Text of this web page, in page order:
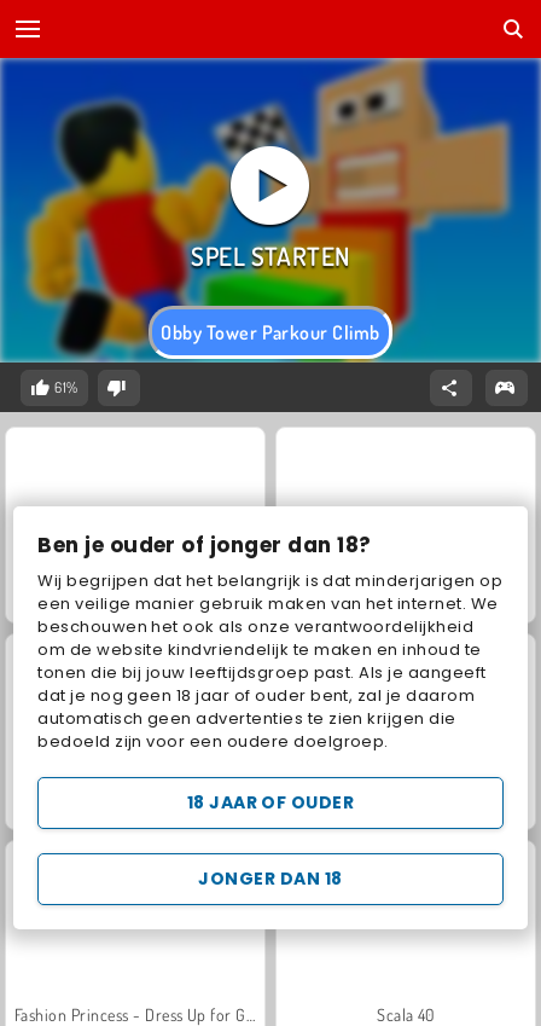
Ben je ouder of jonger dan 18?
Wij begrijpen dat het belangrijk is dat minderjarigen op
een veilige manier gebruik maken van het internet. We
beschouwen het ook als onze verantwoordelijkheid
om de website kindvriendelijk te maken en inhoud te
tonen die bij jouw leeftijdsgroep past. Als je aangeeft
dat je nog geen 18 jaar of ouder bent, zal je daarom
automatisch geen advertenties te zien krijgen die
bedoeld zijn voor een oudere doelgroep.
JONGER DAN 18
18 JAAR OF OUDER
Obby Tower Parkour Climb
61%
Obby Highest Jump Ever Masha and the Bear: Meadows
Jewel Garden Story
Scala 40